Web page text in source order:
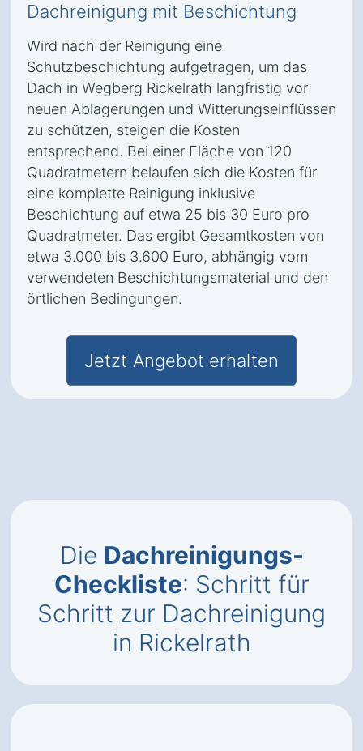
Dachreinigung mit Beschichtung
Wird nach der Reinigung eine
Schutzbeschichtung aufgetragen, um das
Dach in Wegberg Rickelrath langfristig vor
neuen Ablagerungen und Witterungseinflüssen
zu schützen, steigen die Kosten
entsprechend. Bei einer Fläche von 120
Quadratmetern belaufen sich die Kosten für
eine komplette Reinigung inklusive
Beschichtung auf etwa 25 bis 30 Euro pro
Quadratmeter. Das ergibt Gesamtkosten von
etwa 3.000 bis 3.600 Euro, abhängig vom
verwendeten Beschichtungsmaterial und den
örtlichen Bedingungen.
Jetzt Angebot erhalten
Die Dachreinigungs-
Checkliste: Schritt für
Schritt zur Dachreinigung
in Rickelrath